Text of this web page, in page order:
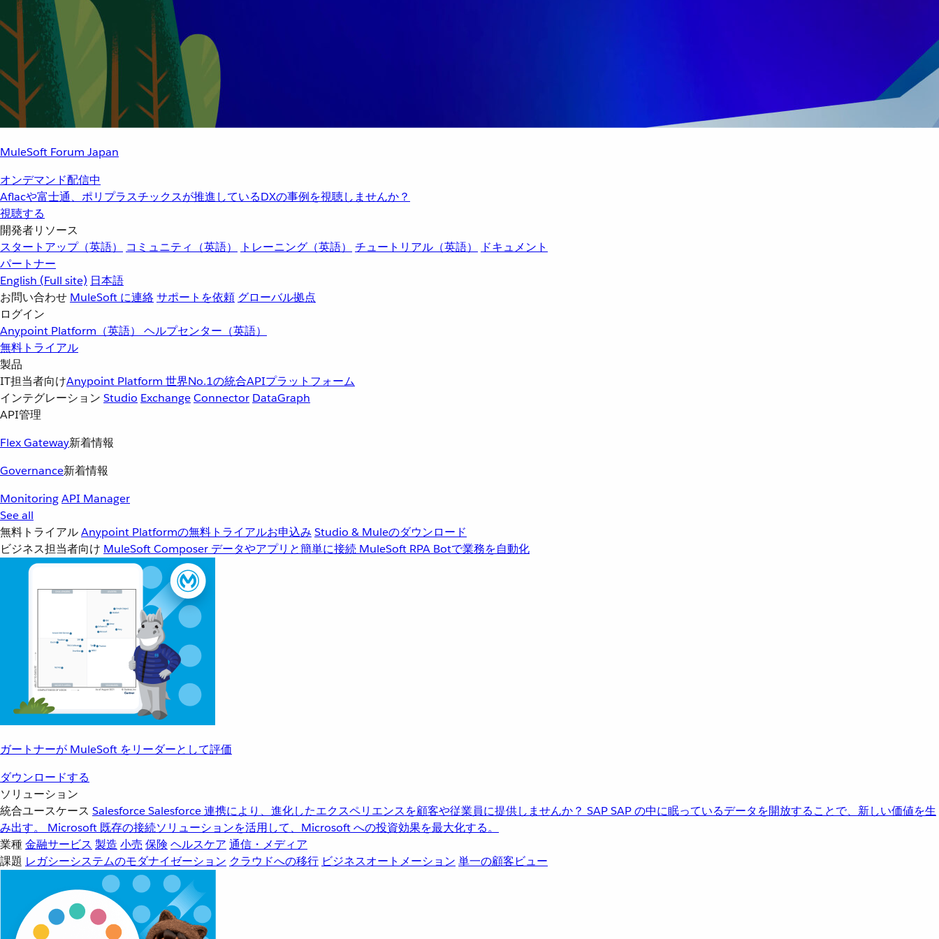
MuleSoft Forum Japan
オンデマンド配信中
Aflacや富士通、ポリプラスチックスが推進しているDXの事例を視聴しませんか？
視聴する
開発者リソース
スタートアップ（英語）
コミュニティ（英語） トレーニング（英語） チュートリアル（英語）
ドキュメント
パートナー
English (Full site) 日本語
お問い合わせ MuleSoft に連絡サポートを依頼 グローバル拠点
ログイン
Anypoint Platform（英語） ヘルプセンター（英語）
無料トライアル
製品
IT担当者向けAnypoint Platform 世界No.1の統合APIプラットフォーム
インテグレーション Studio ExchangeConnector DataGraph
API管理
Flex Gateway新着情報
Governance新着情報
MonitoringAPI Manager
See all
無料トライアルAnypoint Platformの無料トライアルお申込み Studio & Muleのダウンロード
ビジネス担当者向け MuleSoft Composer データやアプリと簡単に接続 MuleSoft RPA Botで業務を自動化
ガートナーが MuleSoft をリーダーとして評価
ダウンロードする
ソリューション
統合ユースケース SalesforceSalesforce 連携により、進化したエクスペリエンスを顧客や従業員に提供しませんか？ SAPSAP の中に眠っているデータを開放することで、新しい価値を生
み出す。
Microsoft 既存の接続ソリューションを活用して、Microsoft への投資効果を最大化する。
業種金融サービス 製造 小売 保険 ヘルスケア 通信・メディア
課題 レガシーシステムのモダナイゼーション クラウドへの移行 ビジネスオートメーション 単一の顧客ビュー